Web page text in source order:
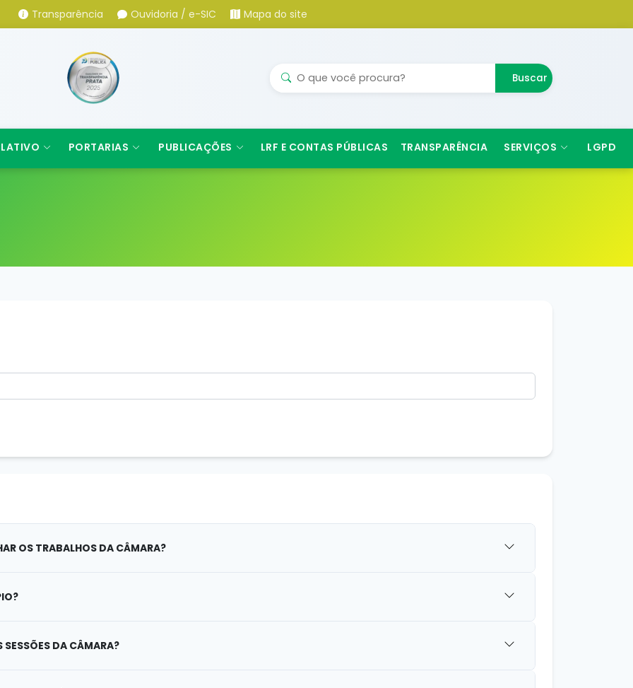
Transparência Ouvidoria / e-SIC Mapa do site
Buscar
PORTARIAS PUBLICAÇÕES LRF E CONTAS PÚBLICAS TRANSPARÊNCIA SERVIÇOS LGPD
OS TRABALHOS DA CÂMARA?
DA CÂMARA?